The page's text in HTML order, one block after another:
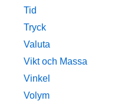
Tid
Tryck
Valuta
Vikt och Massa
Vinkel
Volym